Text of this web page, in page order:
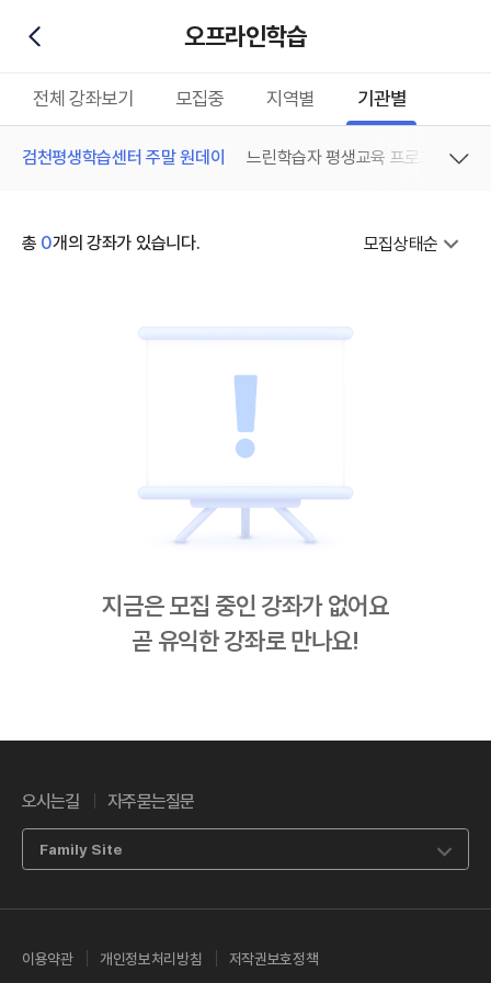
뒤로가기 오프라인학습
전체 강좌보기 모집중 지역별 기관별
검천평생학습센터 주말 원데이 느린학습자 평생교육 프로그램 사업
총 0개의 강좌가 있습니다. 모집상태순
지금은 모집 중인 강좌가 없어요
곧 유익한 강좌로 만나요!
오시는길 자주묻는질문
Family Site
이용약관 개인정보처리방침 저작권보호정책